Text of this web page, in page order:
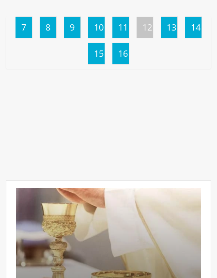
7 8 9 10 11 12 13 14
15 16